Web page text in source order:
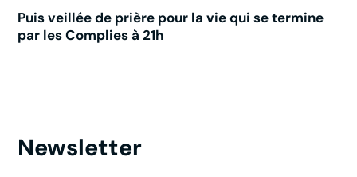
Puis veillée de prière pour la vie qui se termine
par les Complies à 21h
Newsletter